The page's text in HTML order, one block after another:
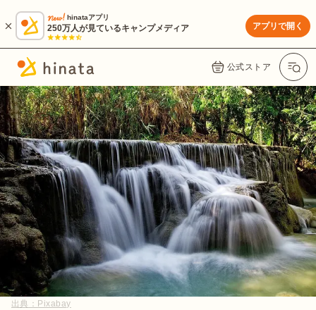
hinataアプリ
250万人が見ているキャンプメディア アプリで開く
公式ストア
出典： Pixabay